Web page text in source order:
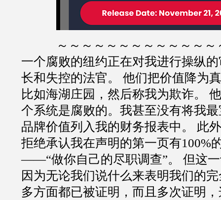
～～～～～～～～～～～～～
一个腐败的纽约正在对我进行操纵
长和失控的法官。 他们把价值降为
比如海湖庄园，然后称我为欺诈。
个系统是腐败的。我甚至没有将我
品牌价值列入我的财务报表中。 此
拒绝承认我在声明的第一页有100%
——“做你自己的尽职调查”。 但这
因为无论我们说什么来表明我们的
多方面都已被证明，而且多次证明